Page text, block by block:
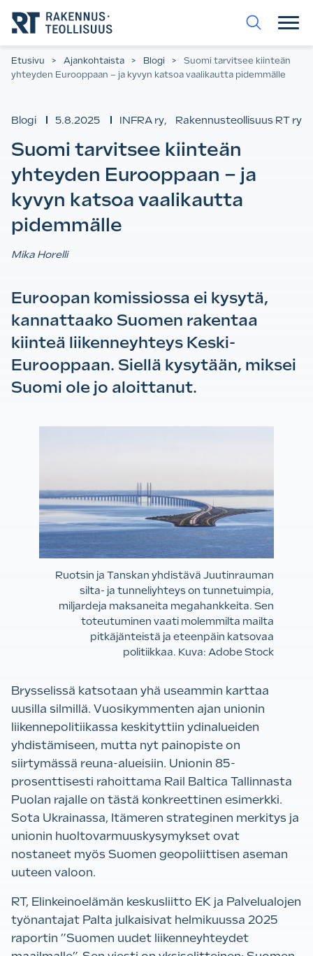
suoraan
sisältöön.
Etusivu > Ajankohtaista > Blogi >
Suomi tarvitsee kiinteän
yhteyden Eurooppaan – ja kyvyn katsoa vaalikautta pidemmälle
Blogi 5.8.2025 INFRA ry, Rakennusteollisuus RT ry
Suomi tarvitsee kiinteän
yhteyden Eurooppaan – ja
kyvyn katsoa vaalikautta
pidemmälle
Mika Horelli
Euroopan komissiossa ei kysytä,
kannattaako Suomen rakentaa
kiinteä liikenneyhteys Keski-
Eurooppaan. Siellä kysytään, miksei
Suomi ole jo aloittanut.
Ruotsin ja Tanskan yhdistävä Juutinrauman
silta- ja tunneliyhteys on tunnetuimpia,
miljardeja maksaneita megahankkeita. Sen
toteutuminen vaati molemmilta mailta
pitkäjänteistä ja eteenpäin katsovaa
politiikkaa. Kuva: Adobe Stock
Brysselissä katsotaan yhä useammin karttaa
uusilla silmillä. Vuosikymmenten ajan unionin
liikennepolitiikassa keskityttiin ydinalueiden
yhdistämiseen, mutta nyt painopiste on
siirtymässä reuna-alueisiin. Unionin 85-
prosenttisesti rahoittama Rail Baltica Tallinnasta
Puolan rajalle on tästä konkreettinen esimerkki.
Sota Ukrainassa, Itämeren strateginen merkitys ja
unionin huoltovarmuuskysymykset ovat
nostaneet myös Suomen geopoliittisen aseman
uuteen valoon.
RT, Elinkeinoelämän keskusliitto EK ja Palvelualojen
työnantajat Palta julkaisivat helmikuussa 2025
raportin ”Suomen uudet liikenneyhteydet